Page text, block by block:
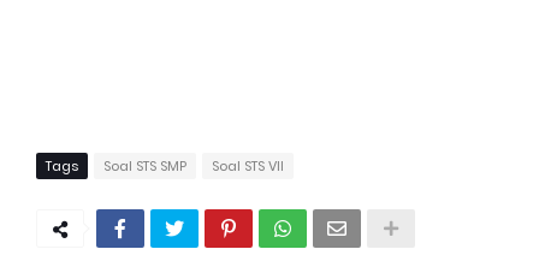
Tags Soal STS SMP Soal STS VII